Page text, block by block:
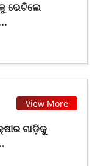
ଭେଟିଲେ
View More
ଗାଡ଼ିକୁ